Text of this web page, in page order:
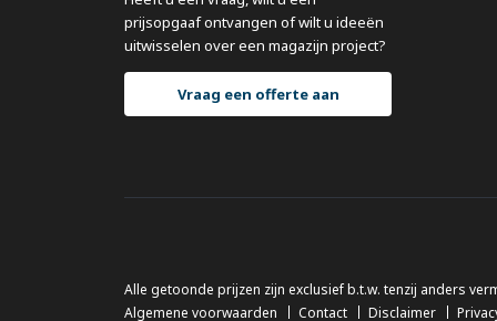
prijsopgaaf ontvangen of wilt u ideeën
uitwisselen over een magazijn project?
Vraag een offerte aan
Alle getoonde prijzen zijn exclusief b.t.w. tenzij anders
Algemene voorwaarden
Contact Disclaimer